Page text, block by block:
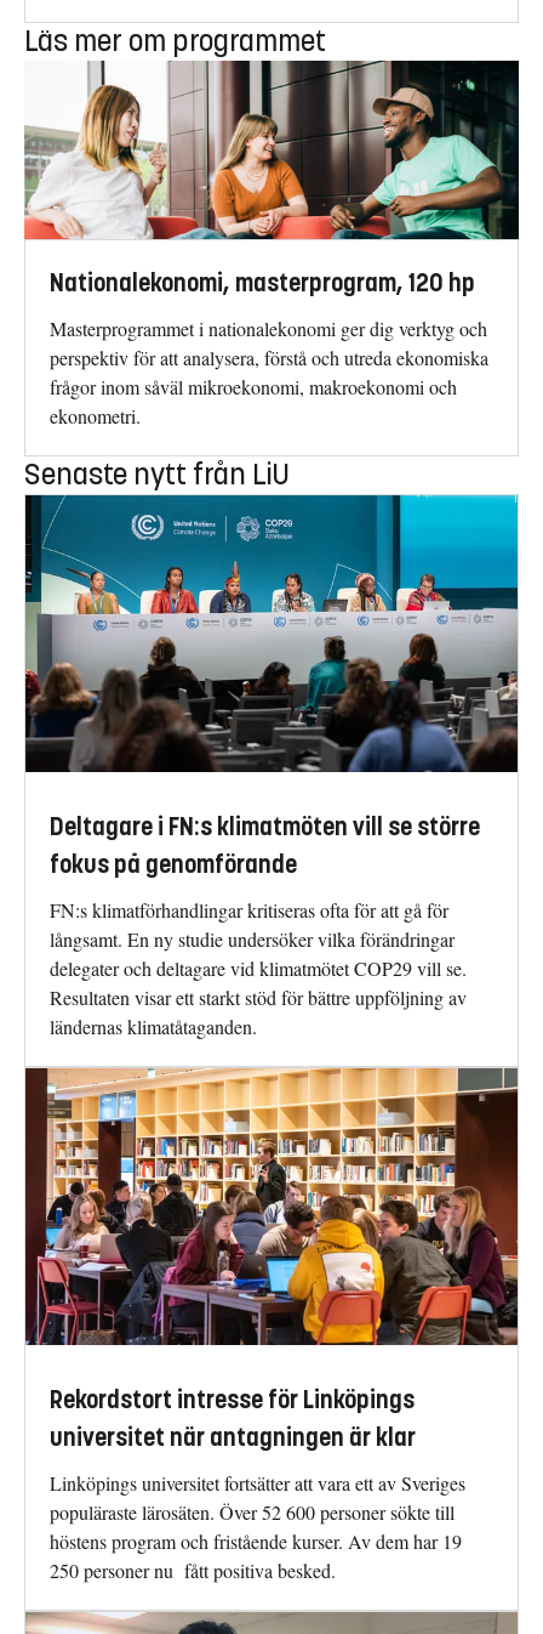
Läs mer om programmet
Nationalekonomi, masterprogram, 120 hp
Masterprogrammet i nationalekonomi ger dig verktyg och
perspektiv för att analysera, förstå och utreda ekonomiska
frågor inom såväl mikroekonomi, makroekonomi och
ekonometri.
Senaste nytt från LiU
Deltagare i FN:s klimatmöten vill se större
fokus på genomförande
FN:s klimatförhandlingar kritiseras ofta för att gå för
långsamt. En ny studie undersöker vilka förändringar
delegater och deltagare vid klimatmötet COP29 vill se.
Resultaten visar ett starkt stöd för bättre uppföljning av
ländernas klimatåtaganden.
Rekordstort intresse för Linköpings
universitet när antagningen är klar
Linköpings universitet fortsätter att vara ett av Sveriges
populäraste lärosäten. Över 52 600 personer sökte till
höstens program och fristående kurser. Av dem har 19
250 personer nu fått positiva besked.